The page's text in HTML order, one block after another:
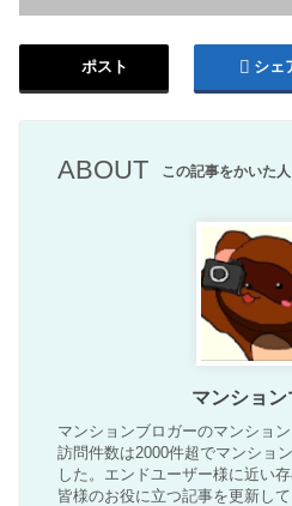
ポスト シェ
ABOUT この記事をかいた人
マンショ
マンションブロガーのマンショ
訪問件数は2000件超でマンショ
した。エンドユーザー様に近い
皆様のお役に立つ記事を更新し